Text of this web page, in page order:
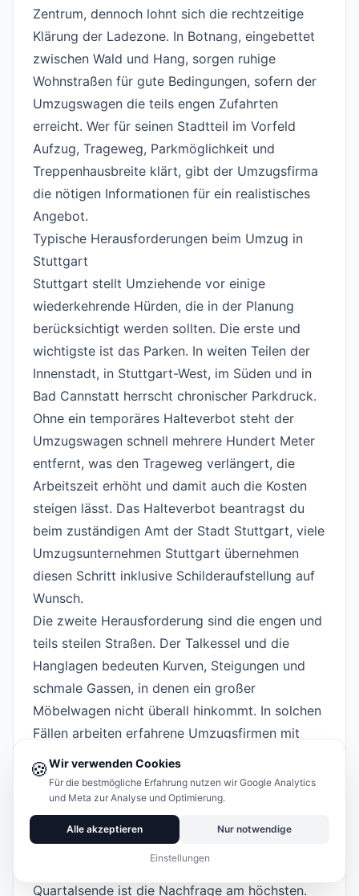
Zentrum, dennoch lohnt sich die rechtzeitige
Klärung der Ladezone. In Botnang, eingebettet
zwischen Wald und Hang, sorgen ruhige
Wohnstraßen für gute Bedingungen, sofern der
Umzugswagen die teils engen Zufahrten
erreicht. Wer für seinen Stadtteil im Vorfeld
Aufzug, Trageweg, Parkmöglichkeit und
Treppenhausbreite klärt, gibt der Umzugsfirma
die nötigen Informationen für ein realistisches
Angebot.
Typische Herausforderungen beim Umzug in
Stuttgart
Stuttgart stellt Umziehende vor einige
wiederkehrende Hürden, die in der Planung
berücksichtigt werden sollten. Die erste und
wichtigste ist das Parken. In weiten Teilen der
Innenstadt, in Stuttgart-West, im Süden und in
Bad Cannstatt herrscht chronischer Parkdruck.
Ohne ein temporäres Halteverbot steht der
Umzugswagen schnell mehrere Hundert Meter
entfernt, was den Trageweg verlängert, die
Arbeitszeit erhöht und damit auch die Kosten
steigen lässt. Das Halteverbot beantragst du
beim zuständigen Amt der Stadt Stuttgart, viele
Umzugsunternehmen Stuttgart übernehmen
diesen Schritt inklusive Schilderaufstellung auf
Wunsch.
Die zweite Herausforderung sind die engen und
teils steilen Straßen. Der Talkessel und die
Hanglagen bedeuten Kurven, Steigungen und
schmale Gassen, in denen ein großer
Möbelwagen nicht überall hinkommt. In solchen
Fällen arbeiten erfahrene Umzugsfirmen mit
kleineren Fahrzeugen, Zwischenfahrten oder
einem Möbellift. Es lohnt sich, bei der
Besichtigung ehrlich auf die Zufahrtssituation
hinzuweisen.
Der dritte Faktor ist die Saison. Von Mai bis
September sowie jeweils zum Monatsende und
Quartalsende ist die Nachfrage am höchsten.
🍪Wir verwenden Cookies
Für die bestmögliche Erfahrung nutzen wir Google Analytics
und Meta zur Analyse und Optimierung.
Alle akzeptieren Nur notwendige
Einstellungen